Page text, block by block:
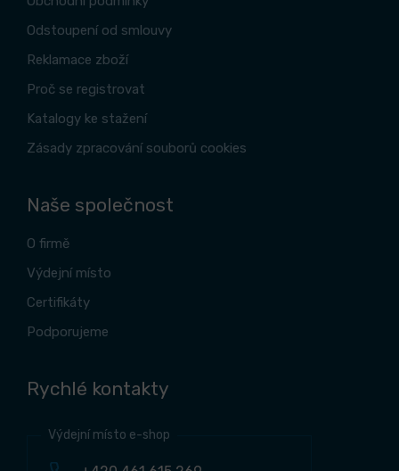
Odstoupení od smlouvy
Reklamace zboží
Proč se registrovat
Katalogy ke stažení
Zásady zpracování souborů cookies
Naše společnost
O firmě
Výdejní místo
Certifikáty
Podporujeme
Rychlé kontakty
Výdejní místo e-shop